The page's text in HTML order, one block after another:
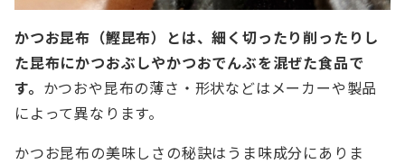
かつお昆布（鰹昆布）とは、細く切ったり削ったりし
た昆布にかつおぶしやかつおでんぶを混ぜた食品で
す。 かつおや昆布の薄さ・形状などはメーカーや製品
によって異なります。
かつお昆布の美味しさの秘訣はうま味成分にありま